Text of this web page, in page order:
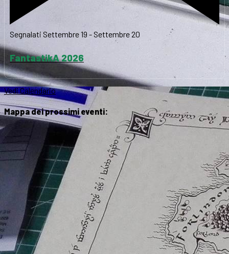
Segnalati Settembre 19 -Settembre 20
FantastikA 2026
Vedi Calendario
Mappa dei prossimi eventi: